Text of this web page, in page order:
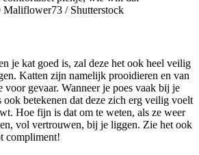
/ Shutterstock
je kat goed is, zal deze het ook heel veilig
Katten zijn namelijk prooidieren en van
voor gevaar. Wanneer je poes vaak bij je
betekenen dat deze zich erg veilig voelt
Hoe fijn is dat om te weten, als ze weer
vol vertrouwen, bij je liggen. Zie het ook
compliment!